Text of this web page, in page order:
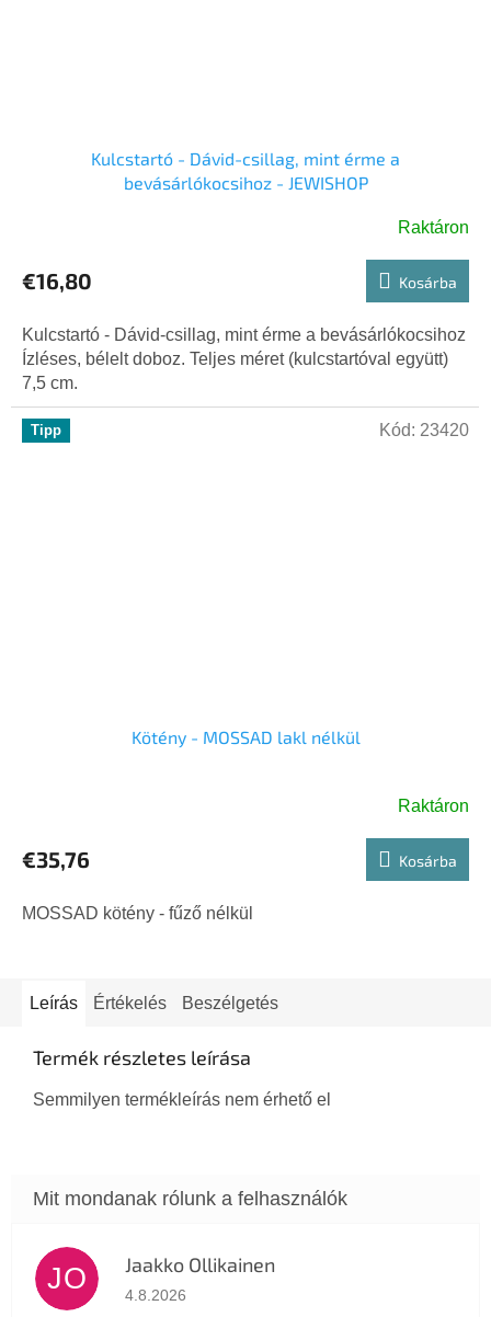
Kulcstartó - Dávid-csillag, mint érme a
bevásárlókocsihoz - JEWISHOP
átlagos
5-
ből
5,0
Raktáron
€16,80 Kosárba
Kulcstartó - Dávid-csillag, mint érme a bevásárlókocsihoz
Ízléses, bélelt doboz. Teljes méret (kulcstartóval együtt)
7,5 cm.
Tipp
Kötény - MOSSAD lakl nélkül
Raktáron
€35,76 Kosárba
MOSSAD kötény - fűző nélkül
Kód: 23420
Leírás Értékelés Beszélgetés
Termék részletes leírása
Semmilyen termékleírás nem érhető el
JO Jaakko Ollikainen
Az áruház értékelése 5-ből 5 csillag.
4.8.2026